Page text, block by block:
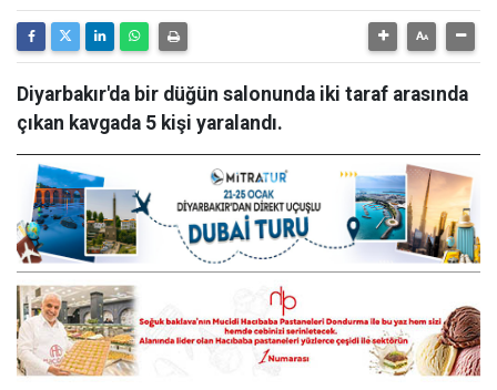
Diyarbakır'da bir düğün salonunda iki taraf arasında
çıkan kavgada 5 kişi yaralandı.